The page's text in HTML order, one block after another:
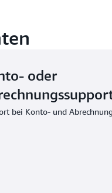
oder
bei Konto- und